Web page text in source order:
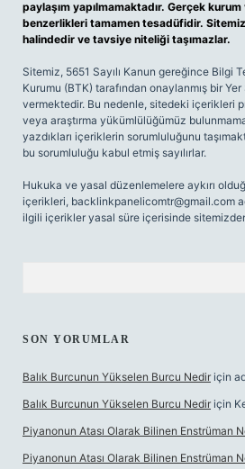
paylaşım yapılmamaktadır. Gerçek
benzerlikleri tamamen tesadüfidir.
halindedir ve tavsiye niteliği taşımazlar.
Sitemiz, 5651 Sayılı Kanun gereğince Bilgi
Kurumu (BTK) tarafından onaylanmış bir
vermektedir. Bu nedenle, sitedeki içerikleri
veya araştırma yükümlülüğümüz
yazdıkları içeriklerin sorumluluğunu
bu sorumluluğu kabul etmiş sayılırlar.
Hukuka ve yasal düzenlemelere aykırı
içerikleri, backlinkpanelicomtr@gmail.com
ilgili içerikler yasal süre içerisinde sitemizden
SON YORUMLAR
Balık Burcunun Yükselen Burcu Nedir için
Balık Burcunun Yükselen Burcu Nedir için
Piyanonun Atası Olarak Bilinen Enstrüman
Piyanonun Atası Olarak Bilinen Enstrüman